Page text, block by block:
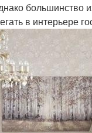
большинство
в интерьере